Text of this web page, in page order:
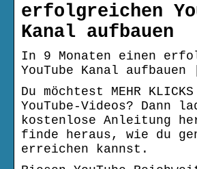
erfolgreichen
Kanal aufbauen
In 9 Monaten einen
YouTube Kanal
Du möchtest MEHR
YouTube-Videos? Dann
kostenlose Anleitung
finde heraus, wie du
erreichen kannst.